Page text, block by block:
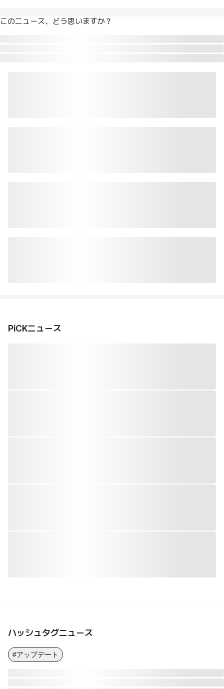
このニュース、どう思いますか？
PiCKニュース
ハッシュタグニュース
#アップデート